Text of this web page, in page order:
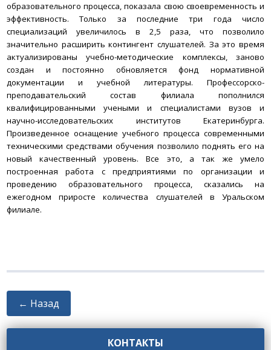
образовательного процесса, показала свою своевременность и
эффективность. Только за последние три года число
специализаций увеличилось в 2,5 раза, что позволило
значительно расширить контингент слушателей. За это время
актуализированы учебно-методические комплексы, заново
создан и постоянно обновляется фонд нормативной
документации и учебной литературы. Профессорско-
преподавательский состав филиала пополнился
квалифицированными учеными и специалистами вузов и
научно-исследовательских институтов Екатеринбурга.
Произведенное оснащение учебного процесса современными
техническими средствами обучения позволило поднять его на
новый качественный уровень. Все это, а так же умело
построенная работа с предприятиями по организации и
проведению образовательного процесса, сказались на
ежегодном приросте количества слушателей в Уральском
филиале.
← Назад
КОНТАКТЫ